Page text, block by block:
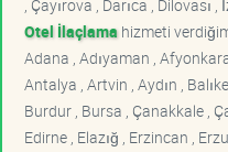
, Çayırova , Darıca , Dilovası
Otel İlaçlama hizmeti
Adana , Adıyaman ,
Antalya , Artvin , Aydın ,
Burdur , Bursa , Çanakkale ,
Edirne , Elazığ , Erzincan ,